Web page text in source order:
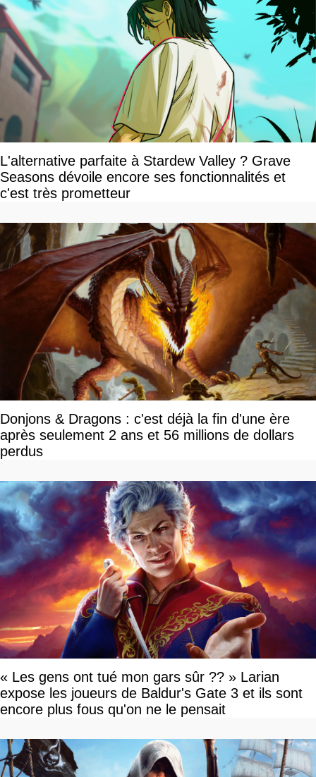
L'alternative parfaite à Stardew Valley ? Grave
Seasons dévoile encore ses fonctionnalités et
c'est très prometteur
Donjons & Dragons : c'est déjà la fin d'une ère
après seulement 2 ans et 56 millions de dollars
perdus
« Les gens ont tué mon gars sûr ?? » Larian
expose les joueurs de Baldur's Gate 3 et ils sont
encore plus fous qu'on ne le pensait